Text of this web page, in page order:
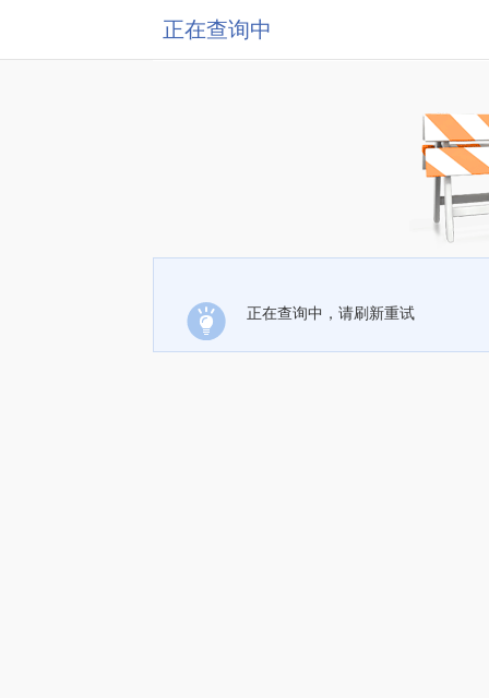
正在查询中
正在查询中，请刷新重试